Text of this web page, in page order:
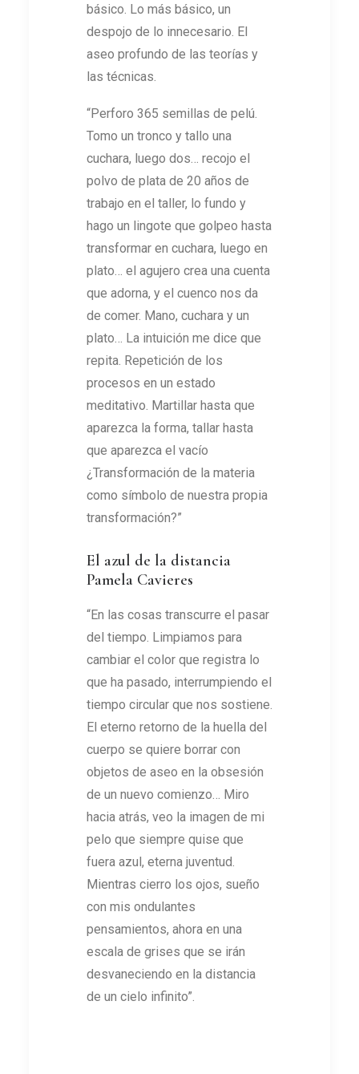
básico. Lo más básico, un
despojo de lo innecesario. El
aseo profundo de las teorías y
las técnicas.
“Perforo 365 semillas de pelú.
Tomo un tronco y tallo una
cuchara, luego dos… recojo el
polvo de plata de 20 años de
trabajo en el taller, lo fundo y
hago un lingote que golpeo hasta
transformar en cuchara, luego en
plato… el agujero crea una cuenta
que adorna, y el cuenco nos da
de comer. Mano, cuchara y un
plato… La intuición me dice que
repita. Repetición de los
procesos en un estado
meditativo. Martillar hasta que
aparezca la forma, tallar hasta
que aparezca el vacío
¿Transformación de la materia
como símbolo de nuestra propia
transformación?”
El azul de la distancia
Pamela Cavieres
“En las cosas transcurre el pasar
del tiempo. Limpiamos para
cambiar el color que registra lo
que ha pasado, interrumpiendo el
tiempo circular que nos sostiene.
El eterno retorno de la huella del
cuerpo se quiere borrar con
objetos de aseo en la obsesión
de un nuevo comienzo… Miro
hacia atrás, veo la imagen de mi
pelo que siempre quise que
fuera azul, eterna juventud.
Mientras cierro los ojos, sueño
con mis ondulantes
pensamientos, ahora en una
escala de grises que se irán
desvaneciendo en la distancia
de un cielo infinito”.